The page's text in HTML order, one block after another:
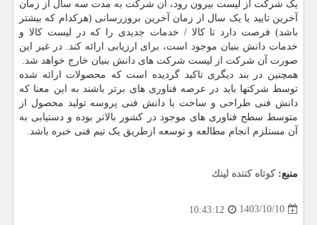
یک شرکت از لیست بیرون رود، آن شرکت به مدت سه سال از زمان
آخرین تایید یا یک سال از زمان آخرین بروزرسانی (هرکدام که بیشتر
باشد) فرصت دارد تا کالا / خدمات جدیدی را که در لیست کالا و
خدمات دانش بنیان موجود است، برای ارزیابی ارائه کند. در غیر این
صورت آن شرکت از لیست شرکت های دانش بنیان خارج خواهد شد.
همچنین در بند دیگری تاکید گردیده است که محصولات ارائه شده
توسط شرکتها باید در عرصه فناوری های برتر باشند به این معنا که
دانش فنی طراحی و ساخت یا دانش فنی پروسه تولید محصول از
متوسط سطح فناوری های موجود در کشور بالاتر بوده و دستیابی به
آن مستلزم انجام مطالعه و توسعه ازطریق یک تیم فنی خبره باشد.
منبع: كوتاه كننده لینك
1403/10/10
10:43:12